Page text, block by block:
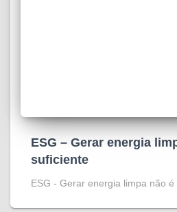
ESG – Gerar energia
suficiente
ESG - Gerar energia limpa não é